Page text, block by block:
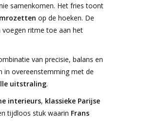
samenkomen. Het fries toont
op de hoeken. De
ritme toe aan het
van precisie, balans en
in overeenstemming met de
uitstraling.
interieurs, klassieke Parijse
tijdloos stuk waarin Frans